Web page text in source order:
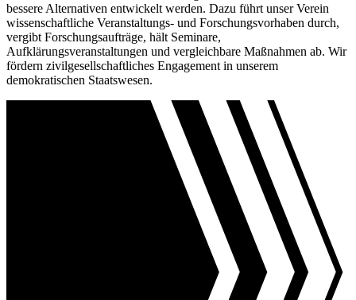
bessere Alternativen entwickelt werden. Dazu führt unser Verein
wissenschaftliche Veranstaltungs- und Forschungsvorhaben durch,
vergibt Forschungsaufträge, hält Seminare,
Aufklärungsveranstaltungen und vergleichbare Maßnahmen ab. Wir
fördern zivilgesellschaftliches Engagement in unserem
demokratischen Staatswesen.